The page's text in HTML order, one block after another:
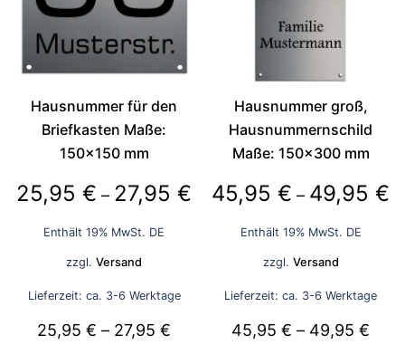
Die
Optionen
können
der
Produktseite
gewählt
Die
können
auf
der
Produktseite
werden
Hausnummer für den
Briefkasten Maße:
150×150 mm
25,95€ – 27,95€ Preisspanne:
Enthält 19% MwSt. DE
zzgl.Versand
Lieferzeit: ca. 3-6 Werktage
25,95€ – 27,95€ Preisspanne:
Hausnummer groß,
Hausnummernschild
Maße: 150×300 mm
45,95€ – 49,95€
Enthält 19% MwSt. DE
zzgl. Versand
Lieferzeit: ca. 3-6 Werktage
45,95€ – 49,95€